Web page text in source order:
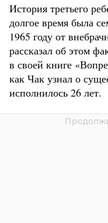
История третьего
долгое время была
1965 году от
рассказал об этом
в своей книге
как Чак узнал о
исполнилось 26 лет.